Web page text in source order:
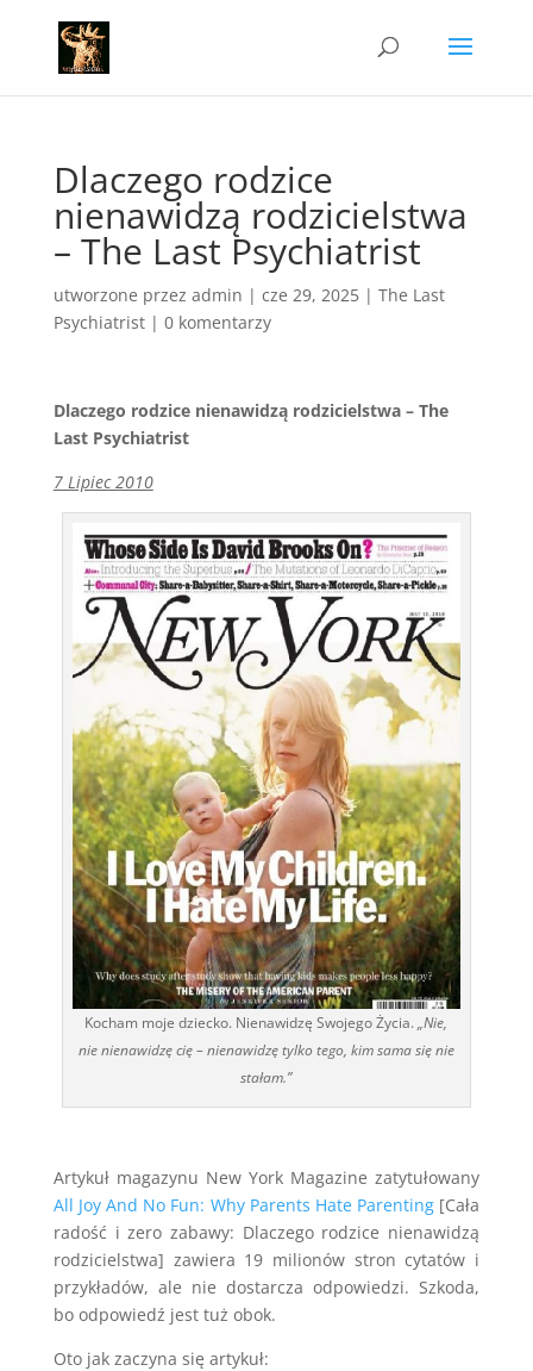
Dlaczego rodzice
nienawidzą rodzicielstwa
– The Last Psychiatrist
utworzone przez admin | cze 29, 2025| The Last
Psychiatrist| 0 komentarzy
Dlaczego rodzice nienawidzą rodzicielstwa – The
Last Psychiatrist
7 Lipiec 2010
Kocham moje dziecko. Nienawidzę Swojego Życia.„Nie,
nie nienawidzę cię – nienawidzę tylko tego, kim sama się nie
stałam.”
Artykuł magazynu New York Magazine zatytułowany
All Joy And No Fun: Why Parents Hate Parenting [Cała
radość i zero zabawy: Dlaczego rodzice nienawidzą
rodzicielstwa] zawiera 19 milionów stron cytatów i
przykładów, ale nie dostarcza odpowiedzi. Szkoda,
bo odpowiedź jest tuż obok.
Oto jak zaczyna się artykuł: